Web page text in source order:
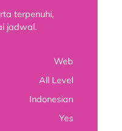
terpenuhi,
jadwal.
Web
All Level
Indonesian
Yes